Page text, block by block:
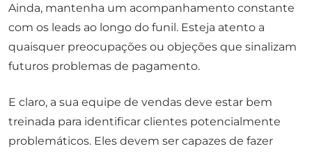
Ainda, mantenha um acompanhamento constante
com os leads ao longo do funil. Esteja atento a
quaisquer preocupações ou objeções que sinalizam
futuros problemas de pagamento.
E claro, a sua equipe de vendas deve estar bem
treinada para identificar clientes potencialmente
problemáticos. Eles devem ser capazes de fazer